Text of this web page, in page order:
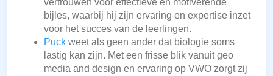
vertrouwen voor effectieve en motiverende
bijles, waarbij hij zijn ervaring en expertise inzet
voor het succes van de leerlingen.
Puck weet als geen ander dat biologie soms
lastig kan zijn. Met een frisse blik vanuit geo
media and design en ervaring op VWO zorgt zij